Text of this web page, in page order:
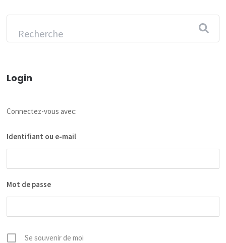
Login
Connectez-vous avec:
Identifiant ou e-mail
Mot de passe
Se souvenir de moi